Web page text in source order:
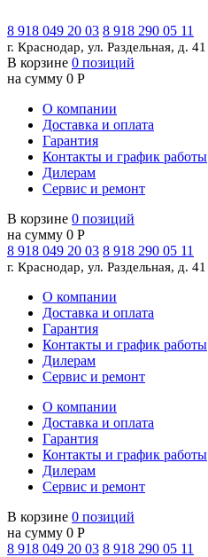
8 918 049 20 03 8 918 290 05 11
г. Краснодар, ул. Раздельная, д. 41
В корзине 0 позиций
на сумму 0 Р
О компании
Доставка и оплата
Гарантия
Контакты и график работы
Дилерам
Сервис и ремонт
В корзине 0 позиций
на сумму 0 Р
8 918 049 20 03 8 918 290 05 11
г. Краснодар, ул. Раздельная, д. 41
О компании
Доставка и оплата
Гарантия
Контакты и график работы
Дилерам
Сервис и ремонт
О компании
Доставка и оплата
Гарантия
Контакты и график работы
Дилерам
Сервис и ремонт
В корзине 0 позиций
на сумму 0 Р
8 918 049 20 03 8 918 290 05 11